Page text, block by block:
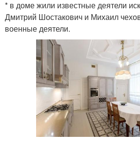
* в доме жили известные деятели
Дмитрий Шостакович и Михаил
военные деятели.